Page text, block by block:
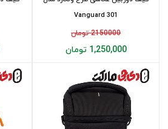
Vanguard 301
2150000 تومان
1,250,000 تومان